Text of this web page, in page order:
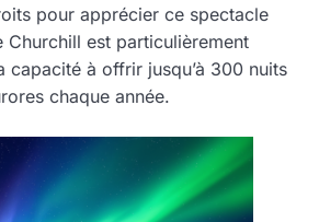
pour apprécier ce spectacle
Churchill est particulièrement
capacité à offrir jusqu’à 300 nuits
chaque année.